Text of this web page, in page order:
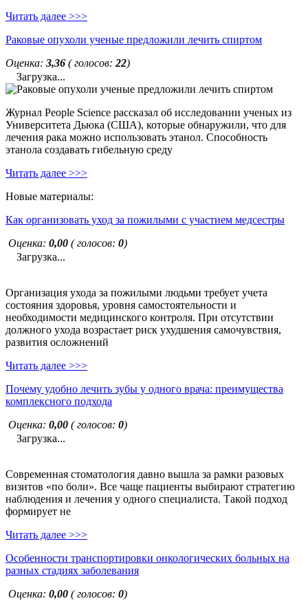
Читать далее >>>
Раковые опухоли ученые предложили лечить спиртом
Оценка: 3,36 ( голосов: 22)
Загрузка...
Журнал People Science рассказал об исследовании ученых из
Университета Дьюка (США), которые обнаружили, что для
лечения рака можно использовать этанол. Способность
этанола создавать гибельную среду
Читать далее >>>
Новые материалы:
Как организовать уход за пожилыми с участием медсестры
Оценка: 0,00 ( голосов: 0)
Загрузка...
Организация ухода за пожилыми людьми требует учета
состояния здоровья, уровня самостоятельности и
необходимости медицинского контроля. При отсутствии
должного ухода возрастает риск ухудшения самочувствия,
развития осложнений
Читать далее >>>
Почему удобно лечить зубы у одного врача: преимущества
комплексного подхода
Оценка: 0,00 ( голосов: 0)
Загрузка...
Современная стоматология давно вышла за рамки разовых
визитов «по боли». Все чаще пациенты выбирают стратегию
наблюдения и лечения у одного специалиста. Такой подход
формирует не
Читать далее >>>
Особенности транспортировки онкологических больных на
разных стадиях заболевания
Оценка: 0,00 ( голосов: 0)